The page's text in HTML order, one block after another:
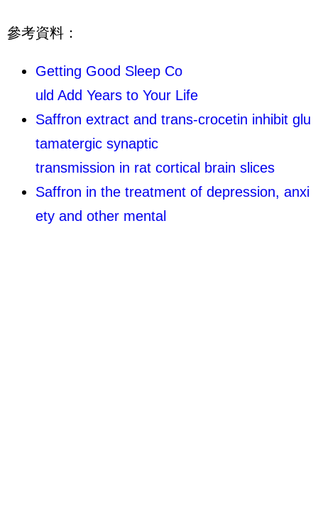
參考資料：
Getting Good Sleep Co
uld Add Years to Your Life
Saffron extract and trans-crocetin inhibit glu
tamatergic synaptic
transmission in rat cortical brain slices
Saffron in the treatment of depression, anxi
ety and other mental